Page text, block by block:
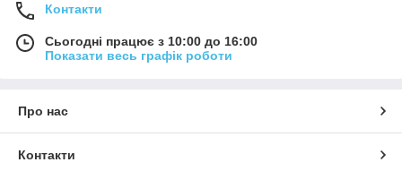
Контакти
Сьогодні працює з 10:00 до 16:00
Показати весь графік роботи
Про нас
Контакти